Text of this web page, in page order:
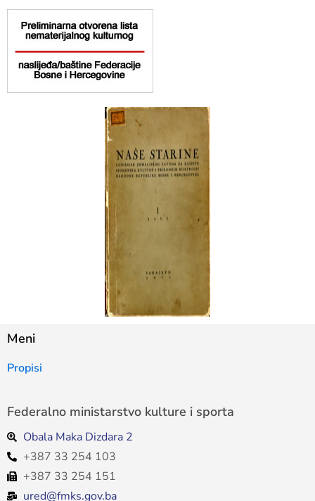
Meni
Propisi
Federalno ministarstvo kulture i sporta
Obala Maka Dizdara 2
+387 33 254 103
+387 33 254 151
ured@fmks.gov.ba